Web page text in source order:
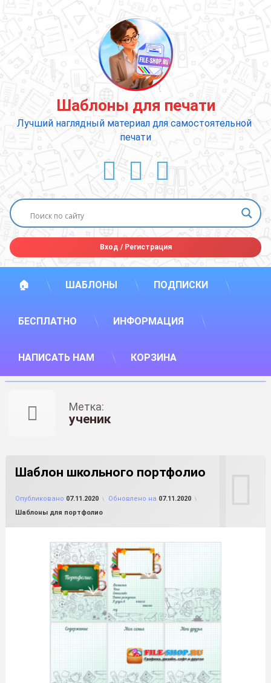
содержимому
Шаблоны для печати
Лучший наглядный материал для самостоятельной
печати
ВКонтакте
YouTube
E-mail
Вход /Регистрация
🏠 ШАБЛОНЫ ПОДПИСКИ
БЕСПЛАТНО ИНФОРМАЦИЯ
НАПИСАТЬ НАМ КОРЗИНА
Метка:
ученик
Шаблон школьного портфолио
Опубликовано 07.11.2020 Обновлено на 07.11.2020
Рубрики:
Шаблоны для портфолио